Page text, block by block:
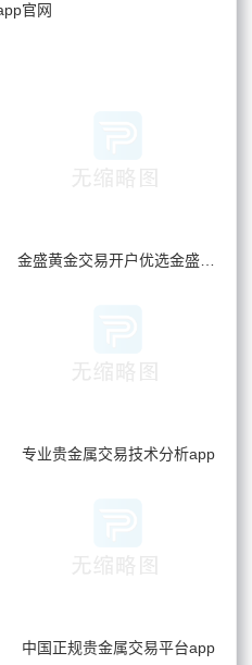
官网
金盛黄金交易开户优选金盛贵金属
专业贵金属交易技术分析app
中国正规贵金属交易平台app